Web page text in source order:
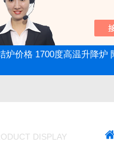
炉价格 1700度高温升降炉
DISPLAY